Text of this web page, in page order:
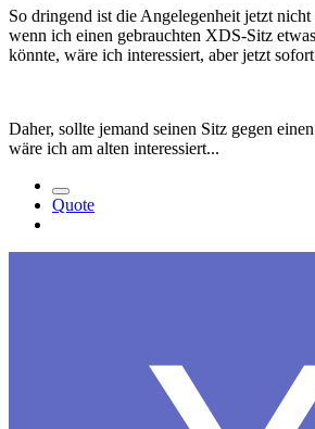
So dringend ist die Angelegenheit jetzt
wenn ich einen gebrauchten XDS-Sitz
könnte, wäre ich interessiert, aber jetzt
Daher, sollte jemand seinen Sitz gegen
wäre ich am alten interessiert...
Quote